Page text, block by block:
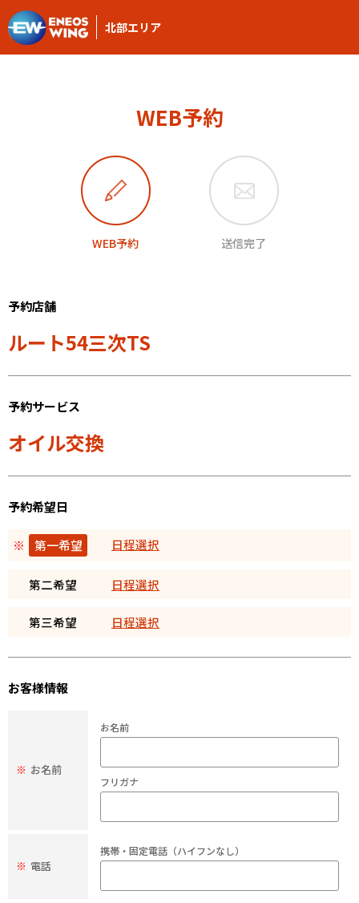
北部エリア
WEB予約
WEB予約 送信完了
予約店舗
ルート54三次TS
予約サービス
オイル交換
予約希望日
※ 第一希望 日程選択
第二希望 日程選択
第三希望 日程選択
お客様情報
※ お名前
お名前
フリガナ
※ 電話
携帯・固定電話（ハイフンなし）